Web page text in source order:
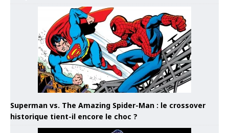
Superman vs. The Amazing Spider-Man : le crossover
historique tient-il encore le choc ?